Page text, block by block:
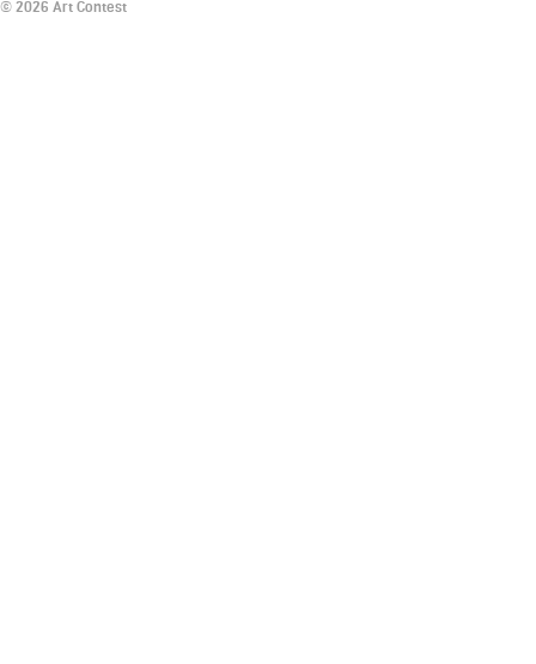
© 2026 Art Contest